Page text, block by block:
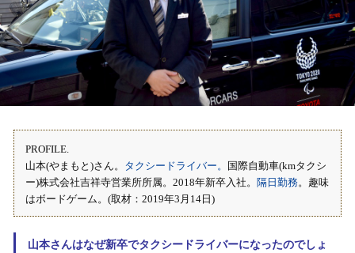
PROFILE.
山本(やまもと)さん。 タクシードライバー。
国際自動車(kmタクシ
ー)株式会社吉祥寺営業所所属。2018年新卒入社。 隔日勤務。趣味
はボードゲーム。(取材：2019年3月14日)
山本さんはなぜ新卒でタクシードライバーになったのでしょ